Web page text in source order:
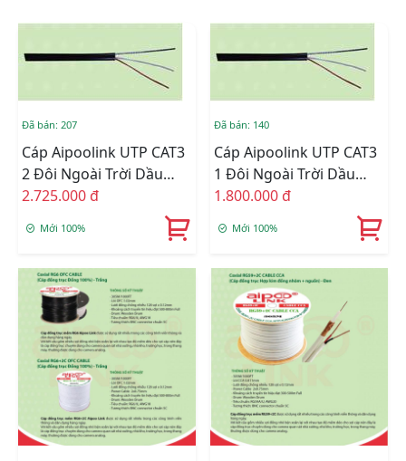
Đã bán: 207
Cáp Aipoolink UTP CAT3
2 Đôi Ngoài Trời Dầu
Chống Nhiễu 500m
2.725.000 đ
Mới 100%
Đã bán: 140
Cáp Aipoolink UTP CAT3
1 Đôi Ngoài Trời Dầu
Chống Nhiễu 500m
1.800.000 đ
Mới 100%